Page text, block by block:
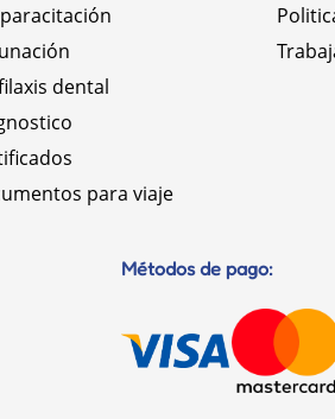
dental
para viaje
Métodos de pago: